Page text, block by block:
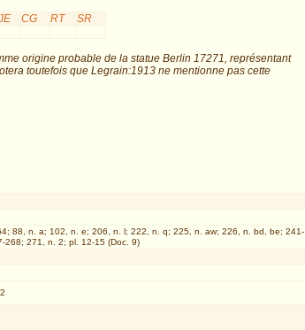
CG RT
SR
origine probable de la statue Berlin 17271, représentant
toutefois que Legrain:1913 ne mentionne pas cette
88, n. a; 102, n. e; 206, n. l; 222, n. q; 225, n. aw; 226, n. bd, be; 241-
268; 271, n. 2; pl. 12-15 (Doc. 9)